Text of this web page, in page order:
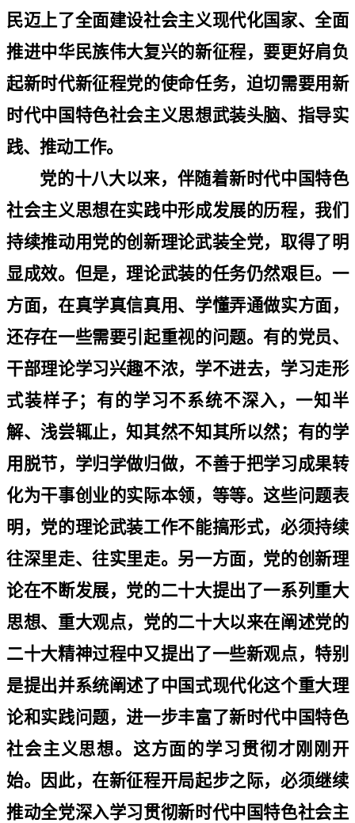
民迈上了全面建设社会主义现代化国家、全面
推进中华民族伟大复兴的新征程，要更好肩负
起新时代新征程党的使命任务，迫切需要用新
时代中国特色社会主义思想武装头脑、指导实
践、推动工作。
党的十八大以来，伴随着新时代中国特色
社会主义思想在实践中形成发展的历程，我们
持续推动用党的创新理论武装全党，取得了明
显成效。但是，理论武装的任务仍然艰巨。一
方面，在真学真信真用、学懂弄通做实方面，
还存在一些需要引起重视的问题。有的党员、
干部理论学习兴趣不浓，学不进去，学习走形
式装样子；有的学习不系统不深入，一知半
解、浅尝辄止，知其然不知其所以然；有的学
用脱节，学归学做归做，不善于把学习成果转
化为干事创业的实际本领，等等。这些问题表
明，党的理论武装工作不能搞形式，必须持续
往深里走、往实里走。另一方面，党的创新理
论在不断发展，党的二十大提出了一系列重大
思想、重大观点，党的二十大以来在阐述党的
二十大精神过程中又提出了一些新观点，特别
是提出并系统阐述了中国式现代化这个重大理
论和实践问题，进一步丰富了新时代中国特色
社会主义思想。这方面的学习贯彻才刚刚开
始。因此，在新征程开局起步之际，必须继续
推动全党深入学习贯彻新时代中国特色社会主